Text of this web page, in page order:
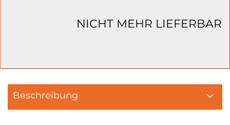
NICHT MEHR LIEFERBAR
Beschreibung